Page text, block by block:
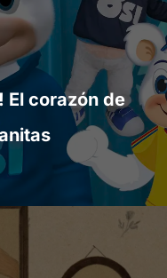
El corazón de